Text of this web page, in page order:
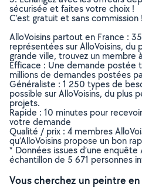
sécurisée et faites votre choix !
C’est gratuit et sans commission !
AlloVoisins partout en France :
représentées sur AlloVoisins, du
grande ville, trouvez un membre
Efficace : Une demande postée
millions de demandes postées
Généraliste : 1 250 types de
possible sur AlloVoisins, du plus
projets.
Rapide : 10 minutes pour
votre demande
Qualité / prix : 4 membres
qu’AlloVoisins propose un bon
* Données issues d’une enquête
échantillon de 5 671 personnes
Vous cherchez un peintre